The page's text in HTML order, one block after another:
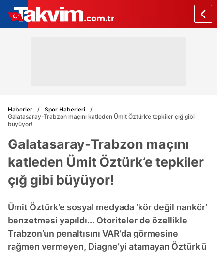
Haberler
Spor Haberleri
Galatasaray-Trabzon maçını katleden Ümit Öztürk’e tepkiler çığ gibi
büyüyor!
Galatasaray-Trabzon maçını
katleden Ümit Öztürk’e tepkiler
çığ gibi büyüyor!
Ümit Öztürk’e sosyal medyada ‘kör değil nankör’
benzetmesi yapıldı... Otoriteler de özellikle
Trabzon’un penaltısını VAR’da görmesine
rağmen vermeyen, Diagne’yi atamayan Öztürk’ü